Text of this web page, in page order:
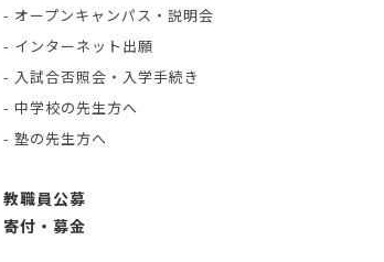
- オープンキャンパス・説明会
- インターネット出願
- 入試合否照会・入学手続き
- 中学校の先生方へ
- 塾の先生方へ
教職員公募
寄付・募金